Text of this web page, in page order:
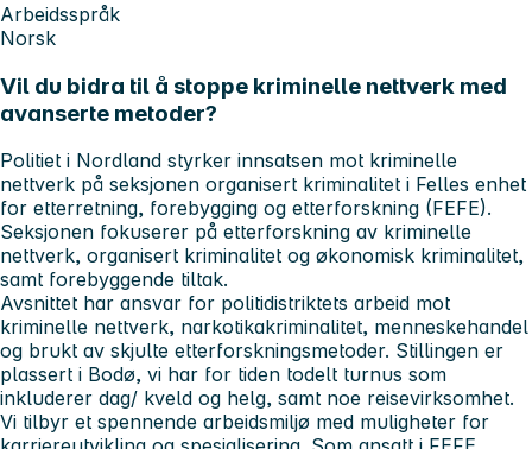
Arbeidsspråk
Norsk
Vil du bidra til å stoppe kriminelle nettverk med
avanserte metoder?
Politiet i Nordland styrker innsatsen mot kriminelle
nettverk på seksjonen organisert kriminalitet i Felles enhet
for etterretning, forebygging og etterforskning (FEFE).
Seksjonen fokuserer på etterforskning av kriminelle
nettverk, organisert kriminalitet og økonomisk kriminalitet,
samt forebyggende tiltak.
Avsnittet har ansvar for politidistriktets arbeid mot
kriminelle nettverk, narkotikakriminalitet, menneskehandel
og brukt av skjulte etterforskningsmetoder. Stillingen er
plassert i Bodø, vi har for tiden todelt turnus som
inkluderer dag/ kveld og helg, samt noe reisevirksomhet.
Vi tilbyr et spennende arbeidsmiljø med muligheter for